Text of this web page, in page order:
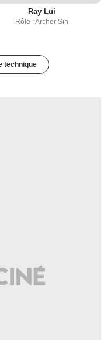
Ray Lui
Rôle : Archer Sin
technique